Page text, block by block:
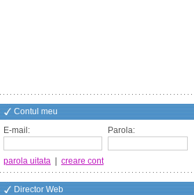
Contul meu
E-mail:
Parola:
parola uitata creare cont
Director Web